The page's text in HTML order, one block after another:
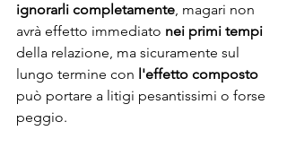
ignorarli completamente, magari non
avrà effetto immediato nei primi tempi
della relazione, ma sicuramente sul
lungo termine con l'effetto composto
può portare a litigi pesantissimi o forse
peggio.